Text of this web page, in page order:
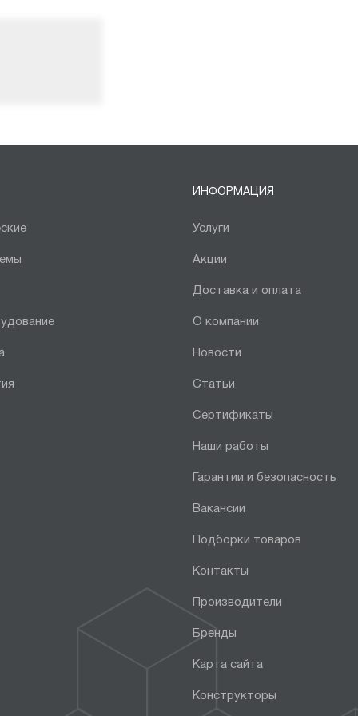
ИНФОРМАЦИЯ
Услуги
Акции
Доставка и оплата
О компании
Новости
Статьи
Сертификаты
Наши работы
Гарантии и безопасность
Вакансии
Подборки товаров
Контакты
Производители
Бренды
Карта сайта
Конструкторы